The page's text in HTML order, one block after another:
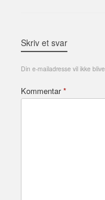
Skriv et svar
Din e-mailadresse vil ikke
Kommentar*